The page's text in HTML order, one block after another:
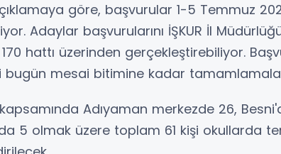
göre, başvurular 1-5 Temmuz
Adaylar başvurularını İŞKUR İl
170 hattı üzerinden gerçekleştirebiliyor.
bugün mesai bitimine kadar
Adıyaman merkezde 26,
5 olmak üzere toplam 61 kişi okullarda